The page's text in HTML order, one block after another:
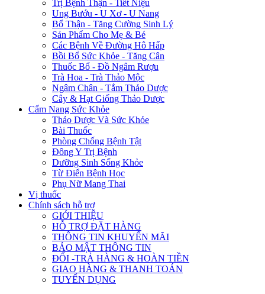
Trị Bệnh Thận - Tiết Niệu
Ung Bướu - U Xơ - U Nang
Bổ Thận - Tăng Cường Sinh Lý
Sản Phẩm Cho Mẹ & Bé
Các Bệnh Về Đường Hô Hấp
Bồi Bổ Sức Khỏe - Tăng Cân
Thuốc Bổ - Đồ Ngâm Rượu
Trà Hoa - Trà Thảo Mộc
Ngâm Chân - Tắm Thảo Dược
Cây & Hạt Giống Thảo Dược
Cẩm Nang Sức Khỏe
Thảo Dược Và Sức Khỏe
Bài Thuốc
Phòng Chống Bệnh Tật
Đông Y Trị Bệnh
Dưỡng Sinh Sống Khỏe
Từ Điển Bệnh Học
Phụ Nữ Mang Thai
Vị thuốc
Chính sách hỗ trợ
GIỚI THIỆU
HỖ TRỢ ĐẶT HÀNG
THÔNG TIN KHUYẾN MÃI
BẢO MẬT THÔNG TIN
ĐỔI -TRẢ HÀNG & HOÀN TIỀN
GIAO HÀNG & THANH TOÁN
TUYỂN DỤNG